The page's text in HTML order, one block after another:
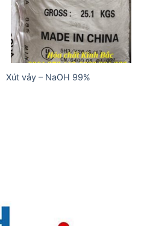
Xút vảy – NaOH 99%